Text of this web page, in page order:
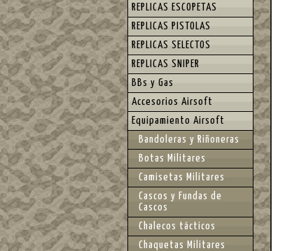
REPLICAS ESCOPETAS
REPLICAS PISTOLAS
REPLICAS SELECTOS
REPLICAS SNIPER
BBs y Gas
Accesorios Airsoft
Equipamiento Airsoft
Bandoleras y Riñoneras
Botas Militares
Camisetas Militares
Cascos y Fundas de
Cascos
Chalecos tácticos
Chaquetas Militares